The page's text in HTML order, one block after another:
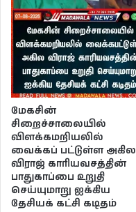
மேகசின்
சிறைச்சாலையில்
விளக்கமறியலில்
வைக்கப் பட்டுள்ள அகில
விராஜ் காரியவசத்தின்
பாதுகாப்பை உறுதி
செய்யுமாறு ஐக்கிய
தேசியக் கட்சி கடிதம்